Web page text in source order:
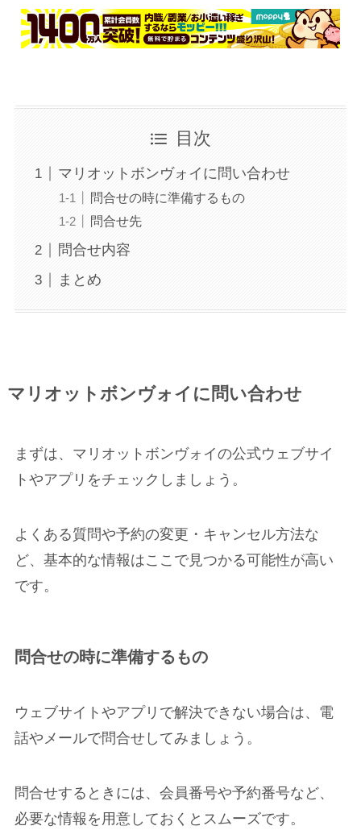
目次
マリオットボンヴォイに問い合わせ
問合せの時に準備するもの
問合せ先
問合せ内容
まとめ
マリオットボンヴォイに問い合わせ
まずは、マリオットボンヴォイの公式ウェブサイ
トやアプリをチェックしましょう。
よくある質問や予約の変更・キャンセル方法な
ど、基本的な情報はここで見つかる可能性が高い
です。
問合せの時に準備するもの
ウェブサイトやアプリで解決できない場合は、電
話やメールで問合せしてみましょう。
問合せするときには、会員番号や予約番号など、
必要な情報を用意しておくとスムーズです。